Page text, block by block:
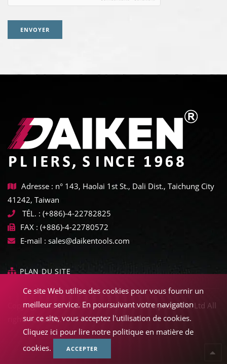
ENVOYER
Adresse : n° 143, Haolai 1st St., Dali Dist., Taichung City
41242, Taiwan
TÉL. : (+886)-4-22782825
FAX : (+886)-4-22780572
E-mail : sales@daikentools.com
PLAN DU SITE
Copyright © 2022-2026 Daiken Tools Enterprises Co. Ltd All
rights reserved.
Ce site Web utilise des cookies pour vous fournir un
meilleur service. En poursuivant votre navigation
sur ce site, vous acceptez l'utilisation de cookies.
Cliquez ici pour lire notre politique en matière de
cookies.
ACCEPTER